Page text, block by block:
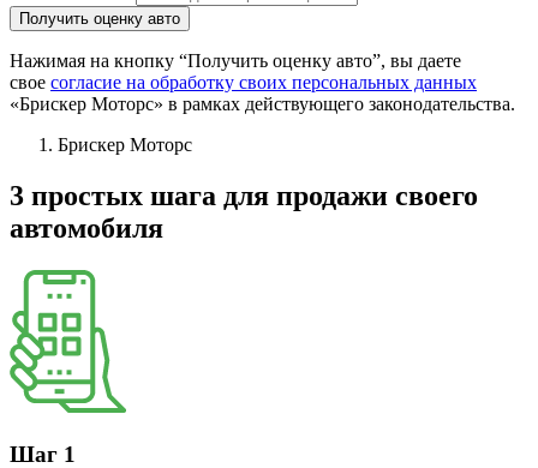
Получить оценку авто
Нажимая на кнопку “Получить оценку авто”, вы даете
свое согласие на обработку своих персональных данных
«Брискер Моторс» в рамках действующего законодательства.
Брискер Моторс
3 простых шага для продажи своего
автомобиля
Шаг 1